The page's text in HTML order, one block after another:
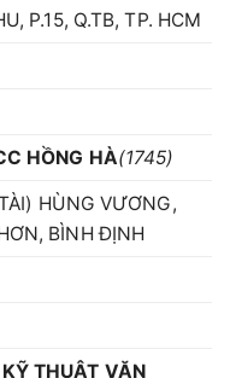
P.15, Q.TB, TP. HCM
HỒNG HÀ(1745)
HÙNG VƯƠNG,
BÌNH ĐỊNH
THUẬT VĂN